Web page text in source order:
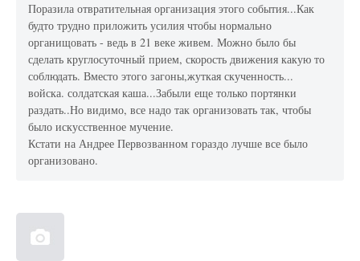
Поразила отвратительная организация этого события...Как
будто трудно приложить усилия чтобы нормально
органищовать - ведь в 21 веке живем. Можно было бы
сделать круглосуточный прием, скорость движения какую то
соблюдать. Вместо этого загоны,жуткая скученность...
войска. солдатская каша...Забыли еще только портянки
раздать..Но видимо, все надо так организовать так, чтобы
было искусственное мучение.
Кстати на Андрее Первозванном гораздо лучше все было
организовано.